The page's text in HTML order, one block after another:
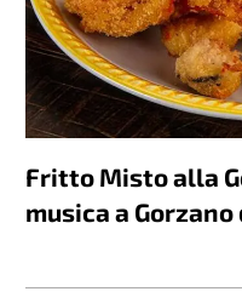
Fritto Misto alla
musica a Gorzano